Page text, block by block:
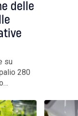
delle
su
280
a